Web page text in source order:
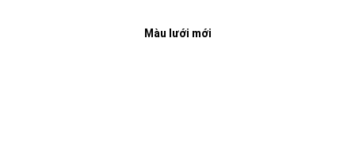
Màu lưới mới